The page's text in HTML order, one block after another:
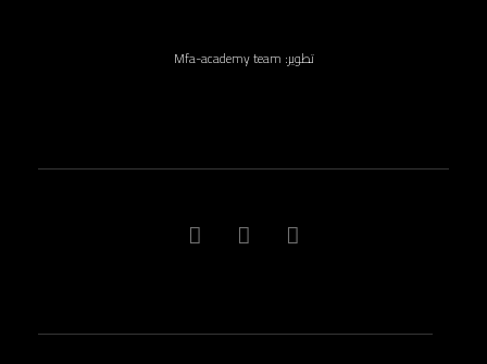
Mfa-academy team :تطوير